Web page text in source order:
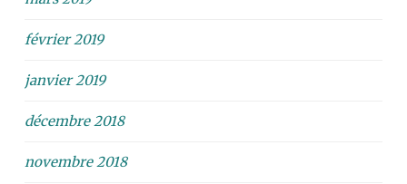
février 2019
janvier 2019
décembre 2018
novembre 2018